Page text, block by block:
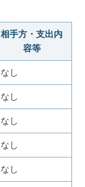
相手方・支出内
容等
なし
なし
なし
なし
なし